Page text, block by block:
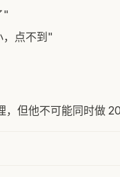
"
点不到"
，但他不可能同时做